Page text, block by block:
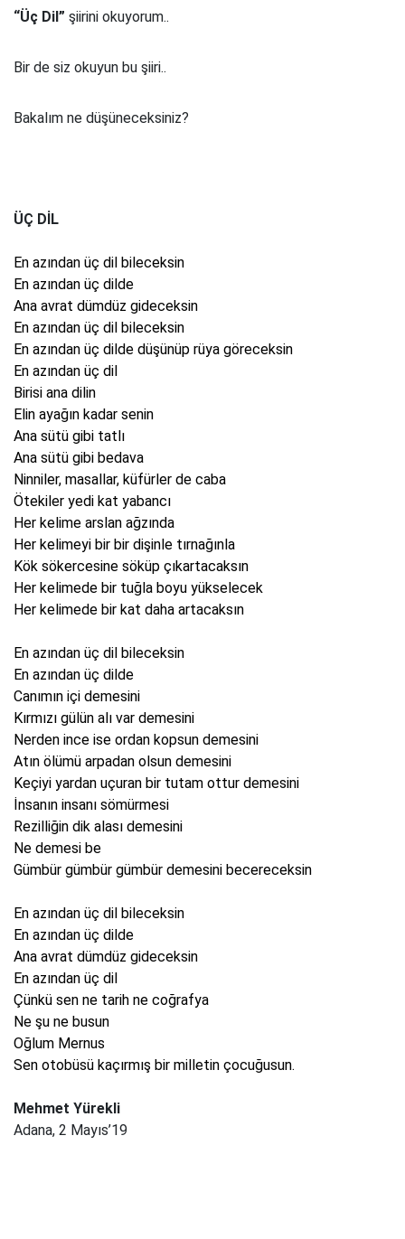
“Üç Dil” şiirini okuyorum..
Bir de siz okuyun bu şiiri..
Bakalım ne düşüneceksiniz?
ÜÇ DİL
En azından üç dil bileceksin
En azından üç dilde
Ana avrat dümdüz gideceksin
En azından üç dil bileceksin
En azından üç dilde düşünüp rüya göreceksin
En azından üç dil
Birisi ana dilin
Elin ayağın kadar senin
Ana sütü gibi tatlı
Ana sütü gibi bedava
Ninniler, masallar, küfürler de caba
Ötekiler yedi kat yabancı
Her kelime arslan ağzında
Her kelimeyi bir bir dişinle tırnağınla
Kök sökercesine söküp çıkartacaksın
Her kelimede bir tuğla boyu yükselecek
Her kelimede bir kat daha artacaksın
En azından üç dil bileceksin
En azından üç dilde
Canımın içi demesini
Kırmızı gülün alı var demesini
Nerden ince ise ordan kopsun demesini
Atın ölümü arpadan olsun demesini
Keçiyi yardan uçuran bir tutam ottur demesini
İnsanın insanı sömürmesi
Rezilliğin dik alası demesini
Ne demesi be
Gümbür gümbür gümbür demesini becereceksin
En azından üç dil bileceksin
En azından üç dilde
Ana avrat dümdüz gideceksin
En azından üç dil
Çünkü sen ne tarih ne coğrafya
Ne şu ne busun
Oğlum Mernus
Sen otobüsü kaçırmış bir milletin çocuğusun.
Mehmet Yürekli
Adana, 2 Mayıs’19